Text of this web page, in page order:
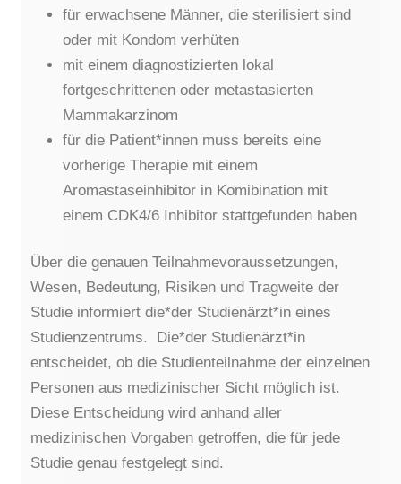
für erwachsene Männer, die sterilisiert sind
oder mit Kondom verhüten
mit einem diagnostizierten lokal
fortgeschrittenen oder metastasierten
Mammakarzinom
für die Patient*innen muss bereits eine
vorherige Therapie mit einem
Aromastaseinhibitor in Komibination mit
einem CDK4/6 Inhibitor stattgefunden haben
Über die genauen Teilnahmevoraussetzungen,
Wesen, Bedeutung, Risiken und Tragweite der
Studie informiert die*der Studienärzt*in eines
Studienzentrums. Die*der Studienärzt*in
entscheidet, ob die Studienteilnahme der einzelnen
Personen aus medizinischer Sicht möglich ist.
Diese Entscheidung wird anhand aller
medizinischen Vorgaben getroffen, die für jede
Studie genau festgelegt sind.